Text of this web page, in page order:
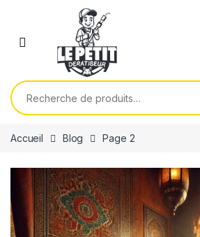
Recherche pour :
Accueil Blog Page 2